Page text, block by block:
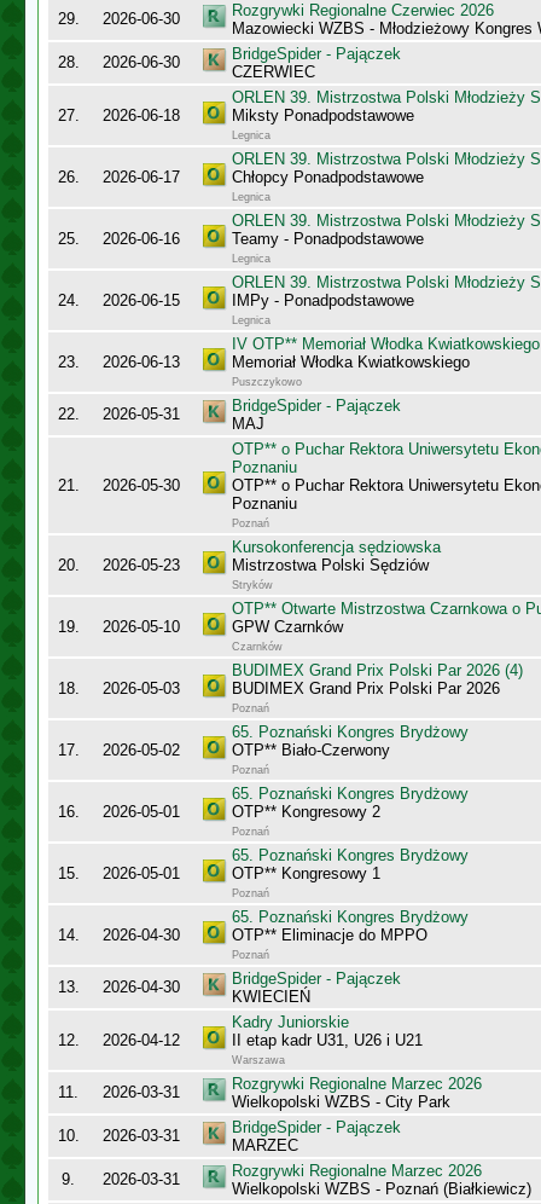
29.
2026-06-30
Rozgrywki Regionalne Czerwiec 2026
Mazowiecki WZBS - Młodzieżowy Kongres
28.
2026-06-30
BridgeSpider - Pajączek
CZERWIEC
27. 2026-06-18
ORLEN 39. Mistrzostwa Polski Młodzieży
Miksty Ponadpodstawowe
Legnica
26. 2026-06-17
ORLEN 39. Mistrzostwa Polski Młodzieży
Chłopcy Ponadpodstawowe
Legnica
25. 2026-06-16
ORLEN 39. Mistrzostwa Polski Młodzieży
Teamy - Ponadpodstawowe
Legnica
24. 2026-06-15
ORLEN 39. Mistrzostwa Polski Młodzieży
IMPy - Ponadpodstawowe
Legnica
23. 2026-06-13
IV OTP** Memoriał Włodka Kwiatkowskiego
Memoriał Włodka Kwiatkowskiego
Puszczykowo
22. 2026-05-31
BridgeSpider - Pajączek
MAJ
21. 2026-05-30
OTP** o Puchar Rektora Uniwersytetu
Poznaniu
OTP** o Puchar Rektora Uniwersytetu
Poznaniu
Poznań
20. 2026-05-23
Kursokonferencja sędziowska
Mistrzostwa Polski Sędziów
Stryków
19. 2026-05-10
OTP** Otwarte Mistrzostwa Czarnkowa o
GPW Czarnków
Czarnków
18. 2026-05-03
BUDIMEX Grand Prix Polski Par 2026 (4)
BUDIMEX Grand Prix Polski Par 2026
Poznań
17. 2026-05-02
65. Poznański Kongres Brydżowy
OTP** Biało-Czerwony
Poznań
16. 2026-05-01
65. Poznański Kongres Brydżowy
OTP** Kongresowy 2
Poznań
15. 2026-05-01
65. Poznański Kongres Brydżowy
OTP** Kongresowy 1
Poznań
14. 2026-04-30
65. Poznański Kongres Brydżowy
OTP** Eliminacje do MPPO
Poznań
13. 2026-04-30
BridgeSpider - Pajączek
KWIECIEŃ
12. 2026-04-12
Kadry Juniorskie
II etap kadr U31, U26 i U21
Warszawa
11. 2026-03-31
Rozgrywki Regionalne Marzec 2026
Wielkopolski WZBS - City Park
10.
2026-03-31
BridgeSpider - Pajączek
MARZEC
9.
2026-03-31
Rozgrywki Regionalne Marzec 2026
Wielkopolski WZBS - Poznań (Białkiewicz)